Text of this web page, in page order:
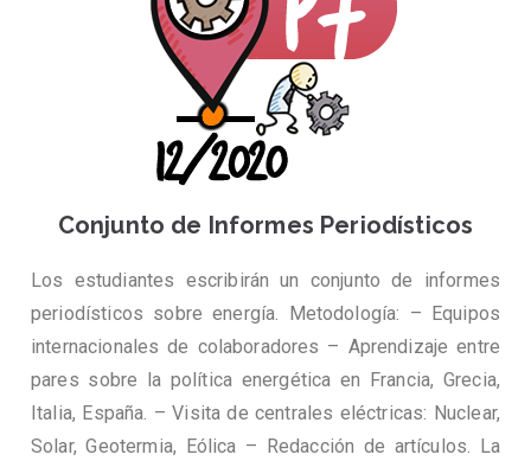
Conjunto de Informes Periodísticos
Los estudiantes escribirán un conjunto de informes
periodísticos sobre energía. Metodología: – Equipos
internacionales de colaboradores – Aprendizaje entre
pares sobre la política energética en Francia, Grecia,
Italia, España. – Visita de centrales eléctricas: Nuclear,
Solar, Geotermia, Eólica – Redacción de artículos. La